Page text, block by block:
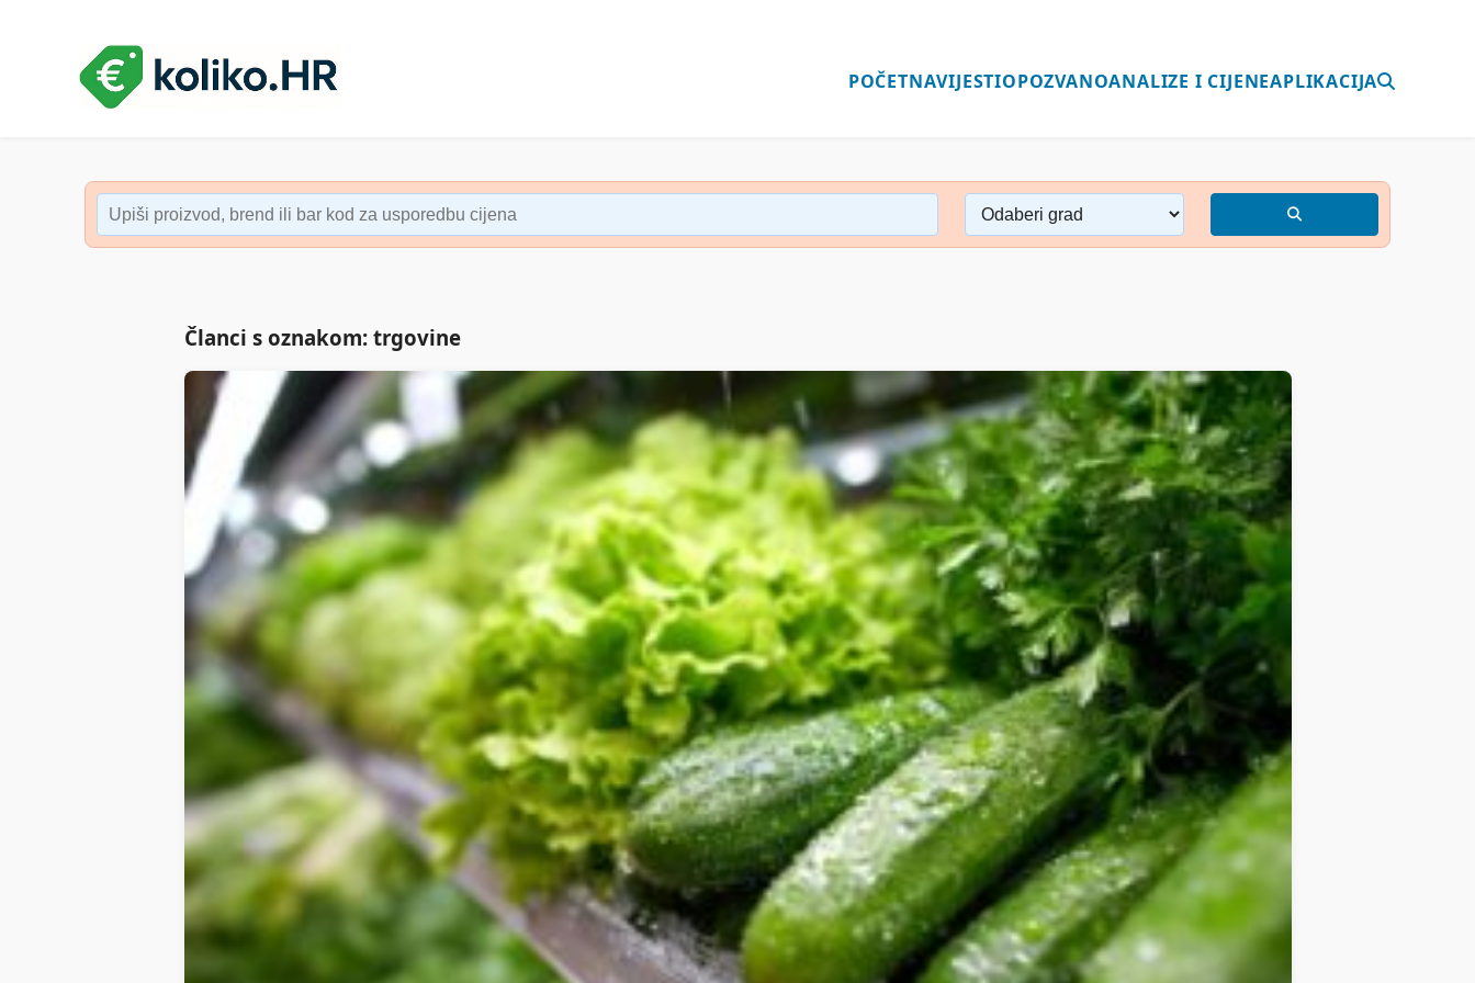
POČETNAVIJESTIOPOZVANOANALIZE I CIJENEAPLIKACIJA
Članci s oznakom: trgovine